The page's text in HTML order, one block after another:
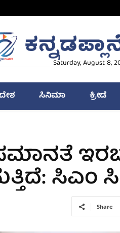
Saturday, August 8,
ಸಿನಿಮಾ ಕ್ರೀಡೆ
ಸಿಎಂ
Share